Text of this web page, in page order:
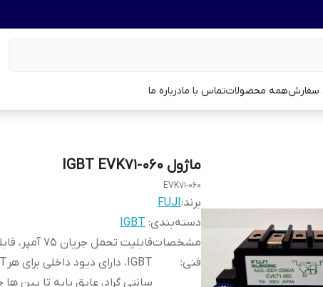
سفارشهمه محصولاتتماس با مادرباره ما
ماژول IGBT EVK71-060
EVK71-060
برند:FUJI
دسته‌بندی:
IGBT
مشخصات
فنی: